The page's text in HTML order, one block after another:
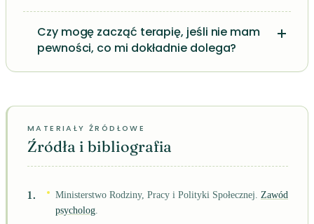
Czy mogę zacząć terapię, jeśli nie mam
pewności, co mi dokładnie dolega?
Źródła i bibliografia
Ministerstwo Rodziny, Pracy i Polityki Społecznej. Zawód
psycholog